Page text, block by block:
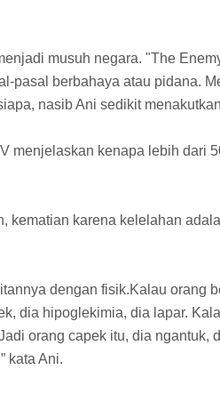
musuh negara. "The
pasal berbahaya atau pidana.
nasib Ani sedikit
menjelaskan kenapa lebih dari
kematian karena kelelahan
dengan fisik.Kalau orang
dia hipoglekimia, dia lapar.
orang capek itu, dia ngantuk,
kata Ani.